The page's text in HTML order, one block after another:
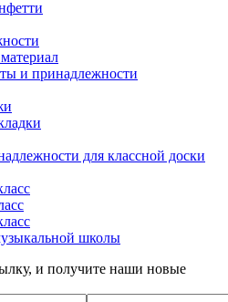
и принадлежности
для классной доски
школы
и получите наши новые